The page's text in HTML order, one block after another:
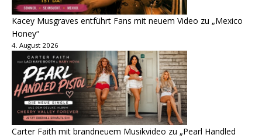
Kacey Musgraves entführt Fans mit neuem Video zu „Mexico
Honey“
4. August 2026
Carter Faith mit brandneuem Musikvideo zu „Pearl Handled